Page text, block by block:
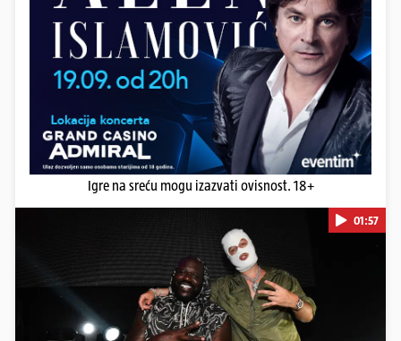
Igre na sreću mogu izazvati ovisnost. 18+
Pokretanje videa...
01:57